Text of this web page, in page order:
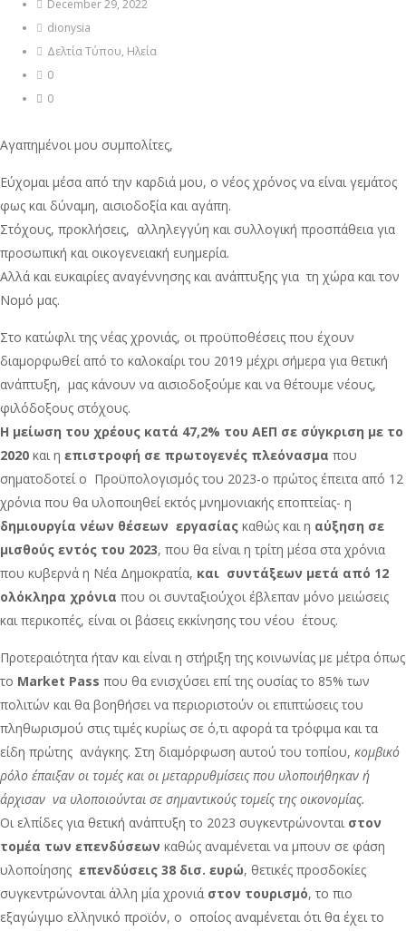
December 29, 2022
dionysia
Δελτία Τύπου, Ηλεία
0
0
Αγαπημένοι μου συμπολίτες,
Εύχομαι μέσα από την καρδιά μου, ο νέος χρόνος να είναι γεμάτος
φως και δύναμη, αισιοδοξία και αγάπη.
Στόχους, προκλήσεις, αλληλεγγύη και συλλογική προσπάθεια για
προσωπική και οικογενειακή ευημερία.
Αλλά και ευκαιρίες αναγέννησης και ανάπτυξης για τη χώρα και τον
Νομό μας.
Στο κατώφλι της νέας χρονιάς, οι προϋποθέσεις που έχουν
διαμορφωθεί από το καλοκαίρι του 2019 μέχρι σήμερα για θετική
ανάπτυξη, μας κάνουν να αισιοδοξούμε και να θέτουμε νέους,
φιλόδοξους στόχους.
Η μείωση του χρέους κατά 47,2% του ΑΕΠ σε σύγκριση με το
2020 και η επιστροφή σε πρωτογενές πλεόνασμα που
σηματοδοτεί ο Προϋπολογισμός του 2023-ο πρώτος έπειτα από 12
χρόνια που θα υλοποιηθεί εκτός μνημονιακής εποπτείας- η
δημιουργία νέων θέσεων εργασίας καθώς και η αύξηση σε
μισθούς εντός του 2023, που θα είναι η τρίτη μέσα στα χρόνια
που κυβερνά η Νέα Δημοκρατία, και συντάξεων μετά από 12
ολόκληρα χρόνια που οι συνταξιούχοι έβλεπαν μόνο μειώσεις
και περικοπές, είναι οι βάσεις εκκίνησης του νέου έτους.
Προτεραιότητα ήταν και είναι η στήριξη της κοινωνίας με μέτρα όπως
το Market Pass που θα ενισχύσει επί της ουσίας το 85% των
πολιτών και θα βοηθήσει να περιοριστούν οι επιπτώσεις του
πληθωρισμού στις τιμές κυρίως σε ό,τι αφορά τα τρόφιμα και τα
είδη πρώτης ανάγκης. Στη διαμόρφωση αυτού του τοπίου, κομβικό
ρόλο έπαιξαν οι τομές και οι μεταρρυθμίσεις που υλοποιήθηκαν ή
άρχισαν να υλοποιούνται σε σημαντικούς τομείς της οικονομίας.
Οι ελπίδες για θετική ανάπτυξη το 2023 συγκεντρώνονται στον
τομέα των επενδύσεων καθώς αναμένεται να μπουν σε φάση
υλοποίησης επενδύσεις 38 δισ. ευρώ, θετικές προσδοκίες
συγκεντρώνονται άλλη μία χρονιά στον τουρισμό, το πιο
εξαγώγιμο ελληνικό προϊόν, ο οποίος αναμένεται ότι θα έχει το